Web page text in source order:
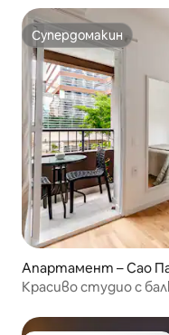
Супердомакин
Супердомакин
Апартамент – Сао
Красиво студио с